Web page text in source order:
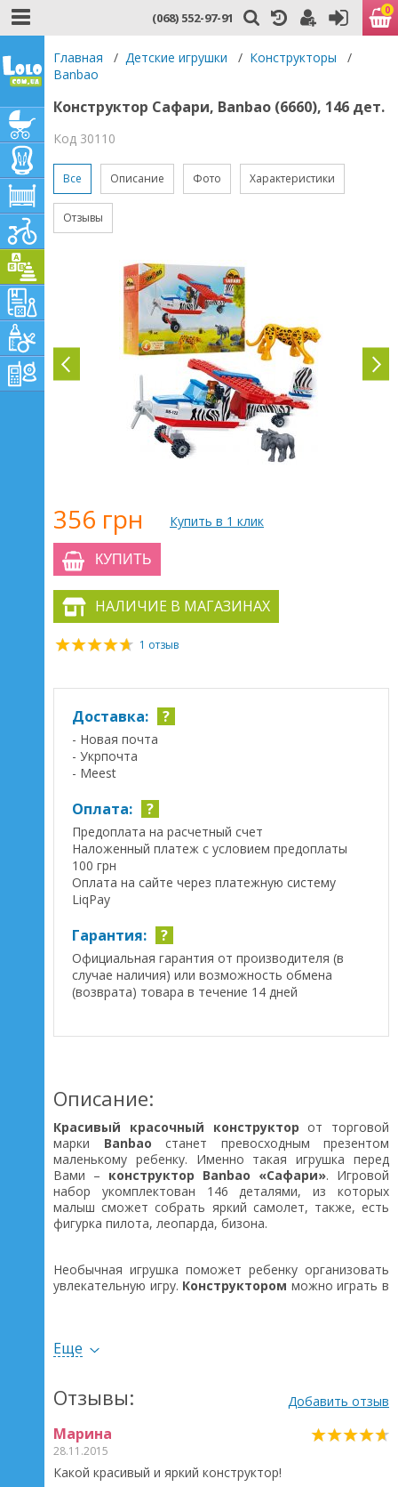
(068) 552-97-91 0
Главная / Детские игрушки / Конструкторы
/
Banbao
Конструктор Сафари, Banbao (6660), 146 дет.
Код 30110
Все Описание Фото Характеристики
Отзывы
356 грн Купить в 1 клик
КУПИТЬ
НАЛИЧИЕ В МАГАЗИНАХ
1 отзыв
Доставка: ?
- Новая почта
- Укрпочта
- Meest
Оплата: ?
Предоплата на расчетный счет
Наложенный платеж с условием предоплаты
100 грн
Оплата на сайте через платежную систему
LiqPay
Гарантия: ?
Официальная гарантия от производителя (в
случае наличия) или возможность обмена
(возврата) товара в течение 14 дней
Описание:
Красивый красочный конструктор от торговой
марки Banbao станет превосходным презентом
маленькому ребенку. Именно такая игрушка перед
Вами – конструктор Banbao «Сафари». Игровой
набор укомплектован 146 деталями, из которых
малыш сможет собрать яркий самолет, также, есть
фигурка пилота, леопарда, бизона.
Необычная игрушка поможет ребенку организовать
увлекательную игру. Конструктором можно играть в
Еще
Отзывы: Добавить отзыв
Марина
28.11.2015
Какой красивый и яркий конструктор!